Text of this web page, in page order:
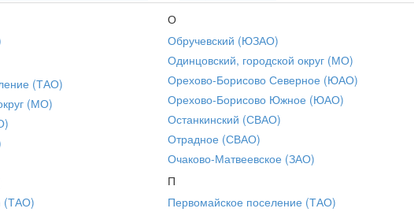
(ТАО)
(МО)
(ТАО)
О
Обручевский (ЮЗАО)
Одинцовский, городской округ (МО)
Орехово-Борисово Северное (ЮАО)
Орехово-Борисово Южное (ЮАО)
Останкинский (СВАО)
Отрадное (СВАО)
Очаково-Матвеевское (ЗАО)
П
Первомайское поселение (ТАО)